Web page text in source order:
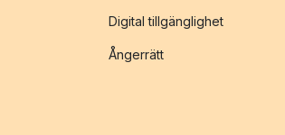
Digital tillgänglighet
Ångerrätt